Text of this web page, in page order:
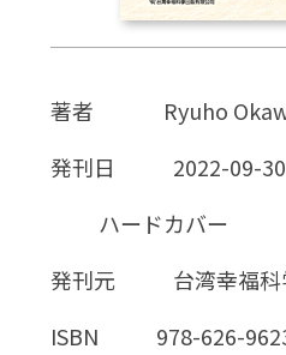
外国語
著者
Ryuho
発刊日
2022-09-30
ハードカバー
発刊元
台湾幸福
ISBN
978-626-